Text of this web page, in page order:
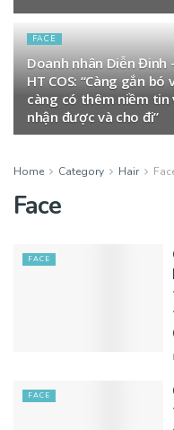
FACE
Doanh nhân Diễn Đinh
HT COS: “Càng gắn
càng có thêm niềm
nhận được và cho đi”
Home Category Hair
Face
FACE
FACE